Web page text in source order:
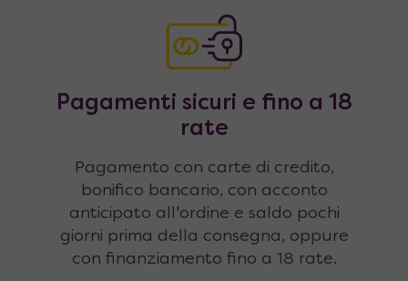
Pagamenti sicuri e fino a 18
rate
Pagamento con carte di credito,
bonifico bancario, con acconto
anticipato all'ordine e saldo pochi
giorni prima della consegna, oppure
con finanziamento fino a 18 rate.